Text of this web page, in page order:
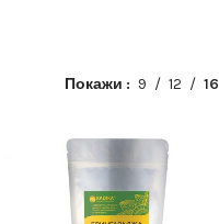
Покажи 9 12 16